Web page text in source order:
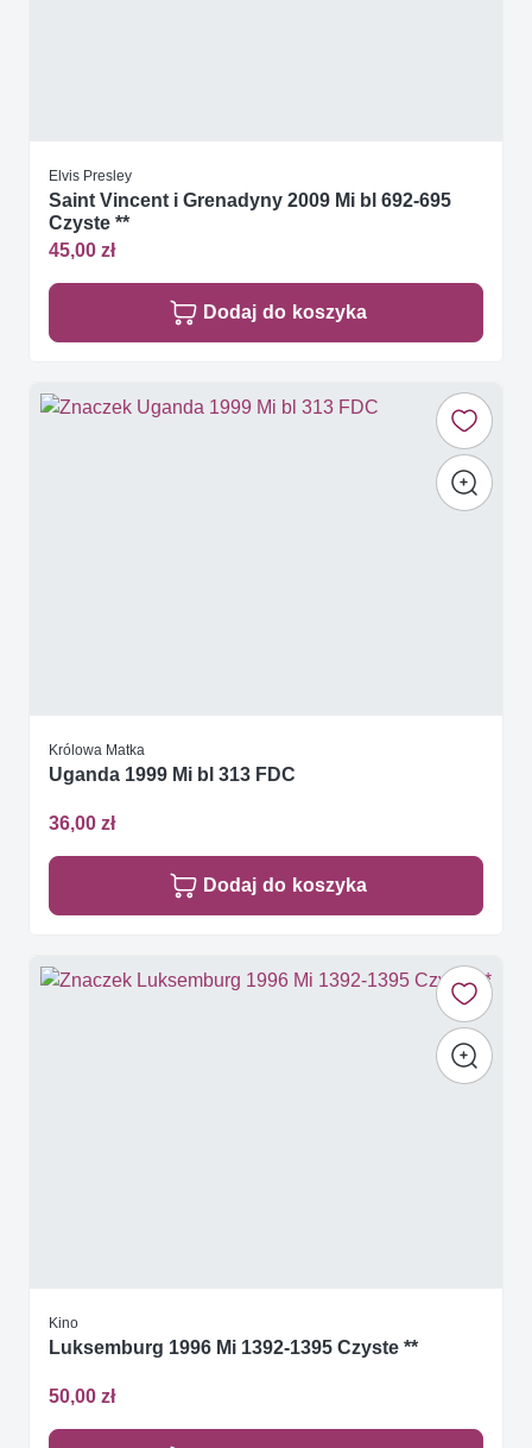
Elvis Presley
Saint Vincent i Grenadyny 2009 Mi bl 692-695
Czyste **
45,00 zł
Dodaj do koszyka
Królowa Matka
Uganda 1999 Mi bl 313 FDC
36,00 zł
Dodaj do koszyka
Kino
Luksemburg 1996 Mi 1392-1395 Czyste **
50,00 zł